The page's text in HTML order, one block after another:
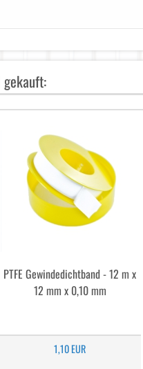
PTFE Gewindedichtband - 12 m x
12 mm x 0,10 mm
1,10 EUR